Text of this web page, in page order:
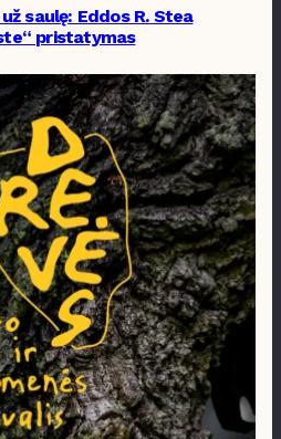
saulę: Eddos R. Stea
pristatymas